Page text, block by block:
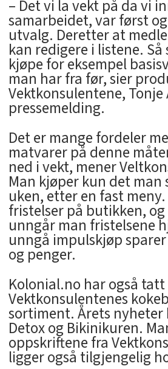
– Det vi la vekt på da vi
samarbeidet, var først
utvalg. Deretter at
kan redigere i listene.
kjøpe for eksempel
man har fra før, sier
Vektkonsulentene, Tonje
pressemelding.
Det er mange fordeler
matvarer på denne
ned i vekt, mener
Man kjøper kun det man
uken, etter en fast
fristelser på butikken,
unngår man fristelsene
unngå impulskjøp
og penger.
Kolonial.no har også
Vektkonsulentenes
sortiment. Årets nyheter
Detox og Bikinikuren.
oppskriftene fra
ligger også tilgjengelig